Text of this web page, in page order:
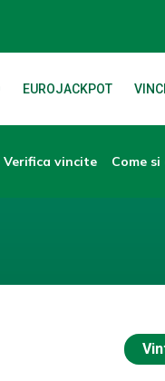
EUROJACKPOT
Verifica vincite Come